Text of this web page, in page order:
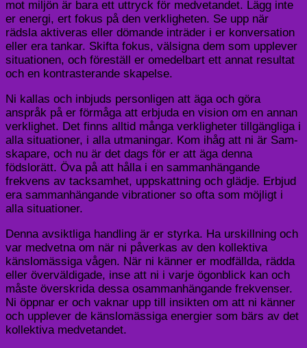
mot miljön är bara ett uttryck för medvetandet. Lägg inte
er energi, ert fokus på den verkligheten. Se upp när
rädsla aktiveras eller dömande inträder i er konversation
eller era tankar. Skifta fokus, välsigna dem som upplever
situationen, och föreställ er omedelbart ett annat resultat
och en kontrasterande skapelse.
Ni kallas och inbjuds personligen att äga och göra
anspråk på er förmåga att erbjuda en vision om en annan
verklighet. Det finns alltid många verkligheter tillgängliga i
alla situationer, i alla utmaningar. Kom ihåg att ni är Sam-
skapare, och nu är det dags för er att äga denna
födslorätt. Öva på att hålla i en sammanhängande
frekvens av tacksamhet, uppskattning och glädje. Erbjud
era sammanhängande vibrationer so ofta som möjligt i
alla situationer.
Denna avsiktliga handling är er styrka. Ha urskillning och
var medvetna om när ni påverkas av den kollektiva
känslomässiga vågen. När ni känner er modfällda, rädda
eller överväldigade, inse att ni i varje ögonblick kan och
måste överskrida dessa osammanhängande frekvenser.
Ni öppnar er och vaknar upp till insikten om att ni känner
och upplever de känslomässiga energier som bärs av det
kollektiva medvetandet.